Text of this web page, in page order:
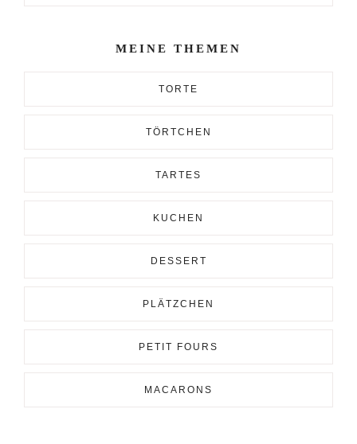
MEINE THEMEN
TORTE
TÖRTCHEN
TARTES
KUCHEN
DESSERT
PLÄTZCHEN
PETIT FOURS
MACARONS